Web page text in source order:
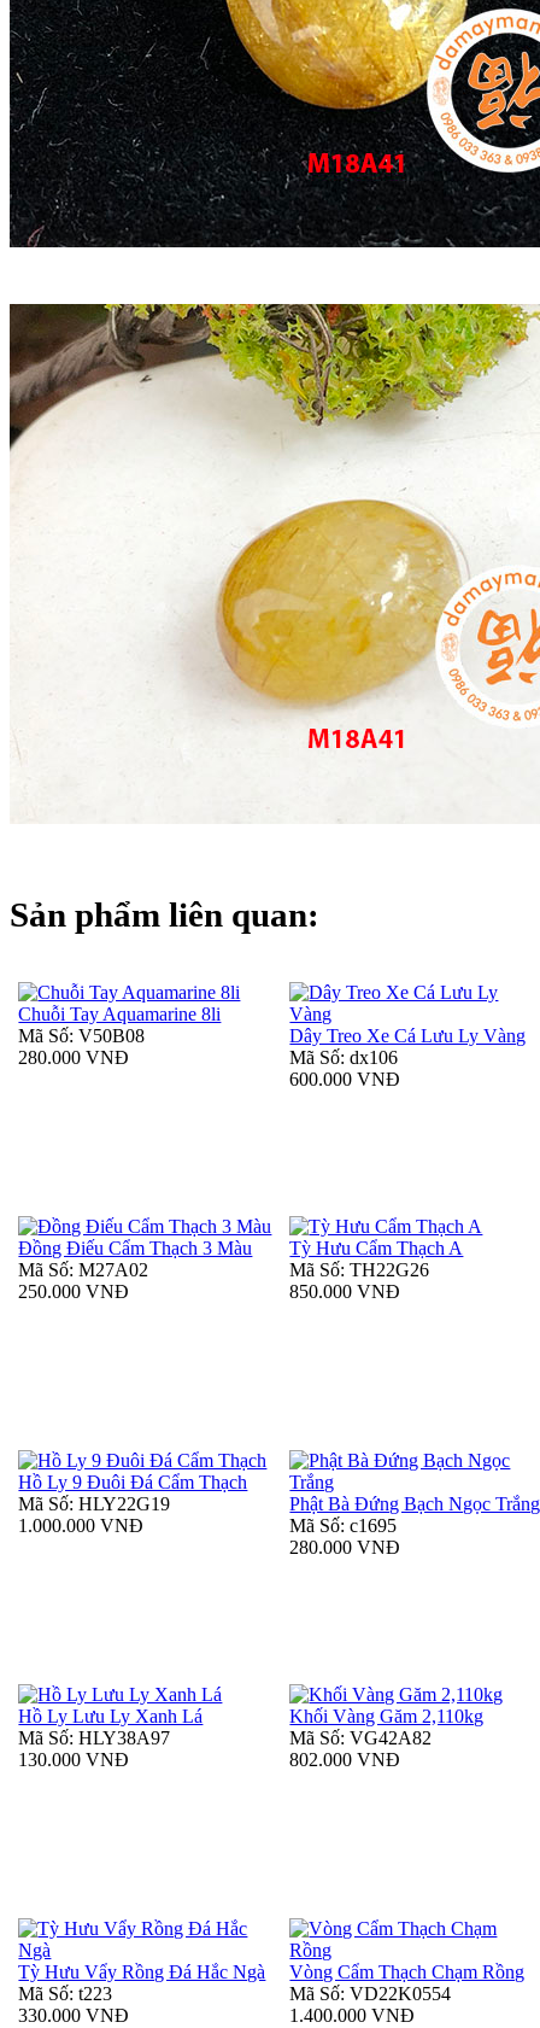
Sản phẩm liên quan:
Chuỗi Tay Aquamarine 8li
Mã Số: V50B08
280.000 VNĐ
Dây Treo Xe Cá Lưu Ly Vàng
Mã Số: dx106
600.000 VNĐ
Đồng Điếu Cẩm Thạch 3 Màu
Mã Số: M27A02
250.000 VNĐ
Tỳ Hưu Cẩm Thạch A
Mã Số: TH22G26
850.000 VNĐ
Hồ Ly 9 Đuôi Đá Cẩm Thạch
Mã Số: HLY22G19
1.000.000 VNĐ
Phật Bà Đứng Bạch Ngọc Trắng
Mã Số: c1695
280.000 VNĐ
Hồ Ly Lưu Ly Xanh Lá
Mã Số: HLY38A97
130.000 VNĐ
Khối Vàng Găm 2,110kg
Mã Số: VG42A82
802.000 VNĐ
Tỳ Hưu Vẩy Rồng Đá Hắc Ngà
Mã Số: t223
330.000 VNĐ
Vòng Cẩm Thạch Chạm Rồng
Mã Số: VD22K0554
1.400.000 VNĐ